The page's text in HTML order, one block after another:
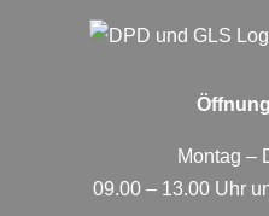
Montag –
09.00 – 13.00 Uhr